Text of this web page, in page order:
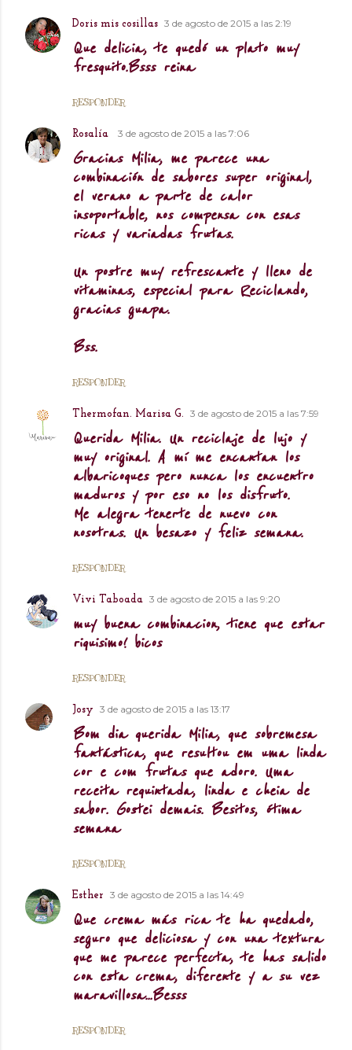
Doris mis cosillas 3 de agosto de 2015 a las 2:19
Que delicia, te quedó un plato muy
fresquito.Bsss reina
RESPONDER
Rosalía 3 de agosto de 2015 a las 7:06
Gracias Milia, me parece una
combinación de sabores super original,
el verano a parte de calor
insoportable, nos compensa con esas
ricas y variadas frutas.
Un postre muy refrescante y lleno de
vitaminas, especial para Reciclando,
gracias guapa.
Bss.
RESPONDER
Thermofan. Marisa G. 3 de agosto de 2015 a las 7:59
Querida Milia. Un reciclaje de lujo y
muy original. A mí me encantan los
albaricoques pero nunca los encuentro
maduros y por eso no los disfruto.
Me alegra tenerte de nuevo con
nosotras. Un besazo y feliz semana.
RESPONDER
Vivi Taboada 3 de agosto de 2015 a las 9:20
muy buena combinacion, tiene que estar
riquisimo! bicos
RESPONDER
Josy 3 de agosto de 2015 a las 13:17
Bom dia querida Milia, que sobremesa
fantástica, que resultou em uma linda
cor e com frutas que adoro. Uma
receita requintada, linda e cheia de
sabor. Gostei demais. Besitos, ótima
semana
RESPONDER
Esther 3 de agosto de 2015 a las 14:49
Que crema más rica te ha quedado,
seguro que deliciosa y con una textura
que me parece perfecta, te has salido
con esta crema, diferente y a su vez
maravillosa...Besss
RESPONDER